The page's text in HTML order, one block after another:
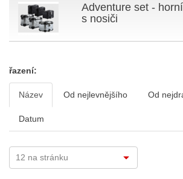
Adventure set -
s nosiči
řazení:
Název Od nejlevnějšího Od
Datum